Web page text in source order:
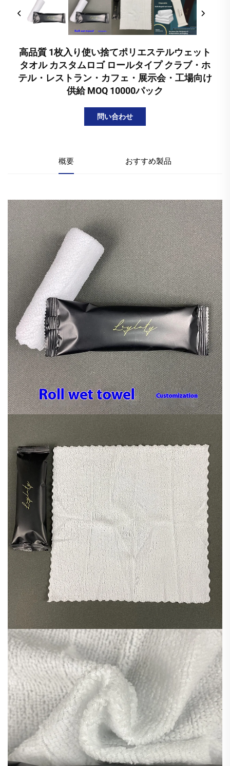
高品質 1枚入り使い捨てポリエステルウェット
タオル カスタムロゴ ロールタイプ クラブ・ホ
テル・レストラン・カフェ・展示会・工場向け
供給 MOQ 10000パック
問い合わせ
概要 おすすめ製品